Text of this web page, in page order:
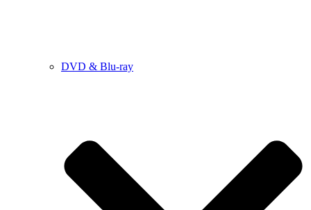
DVD & Blu-ray